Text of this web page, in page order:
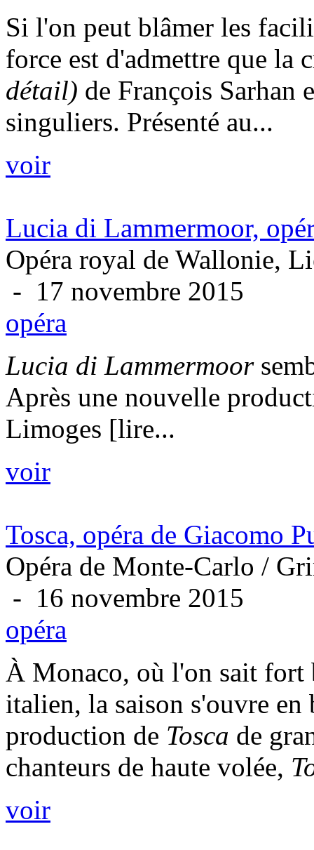
Si l'on peut blâmer les
force est d'admettre que la
détail) de François Sarhan
singuliers. Présenté au...
voir
Lucia di Lammermoor,
Opéra royal de Wallonie,
- 17 novembre 2015
opéra
Lucia di Lammermoor
Après une nouvelle
Limoges [lire...
voir
Tosca, opéra de Giacomo
Opéra de Monte-Carlo /
- 16 novembre 2015
opéra
À Monaco, où l'on sait fort
italien, la saison s'ouvre en
production de Tosca de
chanteurs de haute volée,
voir